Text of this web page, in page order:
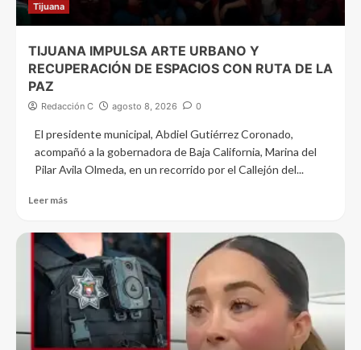
Tijuana
TIJUANA IMPULSA ARTE URBANO Y
RECUPERACIÓN DE ESPACIOS CON RUTA DE LA
PAZ
Redacción C agosto 8, 2026 0
El presidente municipal, Abdiel Gutiérrez Coronado,
acompañó a la gobernadora de Baja California, Marina del
Pilar Avila Olmeda, en un recorrido por el Callejón del...
Leer más